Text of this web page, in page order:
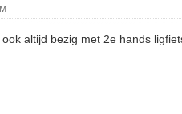
altijd bezig met 2e hands